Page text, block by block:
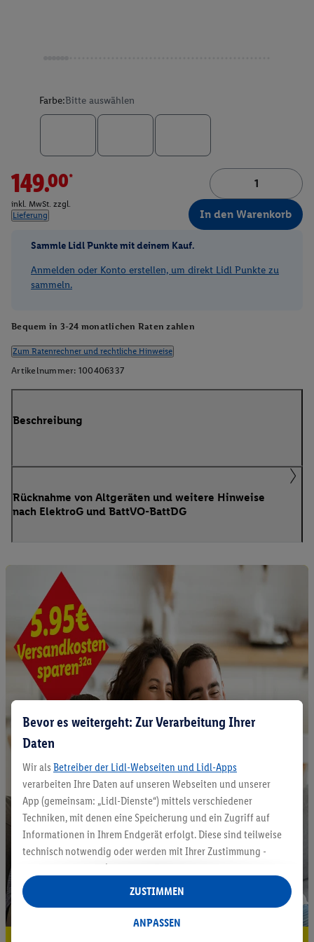
Farbe:Bitte auswählen
149.00*
inkl. MwSt. zzgl.
Lieferung
In den Warenkorb
Sammle Lidl Punkte mit deinem Kauf.
Anmelden oder Konto erstellen, um direkt Lidl Punkte zu
sammeln.
Bequem in 3-24 monatlichen Raten zahlen
Zum Ratenrechner und rechtliche Hinweise
Artikelnummer: 100406337
Beschreibung
Rücknahme von Altgeräten und weitere Hinweise
nach ElektroG und BattVO-BattDG
Bevor es weitergeht: Zur Verarbeitung Ihrer
Daten
Wir als Betreiber der Lidl-Webseiten und Lidl-Apps
verarbeiten Ihre Daten auf unseren Webseiten und unserer
App (gemeinsam: „Lidl-Dienste“) mittels verschiedener
Techniken, mit denen eine Speicherung und ein Zugriff auf
Informationen in Ihrem Endgerät erfolgt. Diese sind teilweise
technisch notwendig oder werden mit Ihrer Zustimmung -
auch durch Partner (u.a.
Verantwortliche; im Zusammenhang mit dem IAB TCF
insgesamt
Statistik-Erstellung oder für personalisierte Werbung
ANPASSEN
ZUSTIMMEN